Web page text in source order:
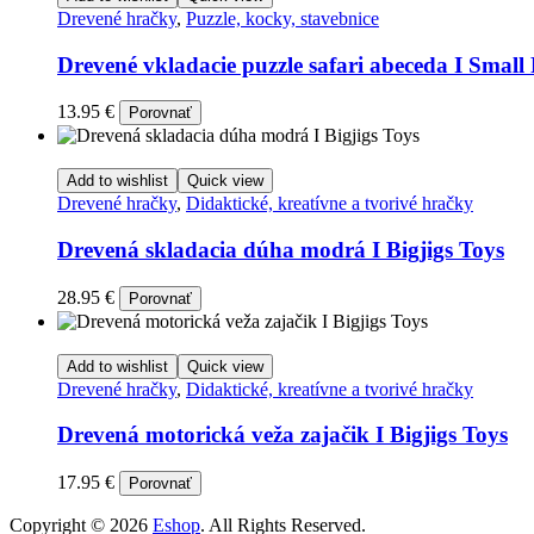
Drevené hračky, Puzzle, kocky, stavebnice
Drevené vkladacie puzzle safari abeceda I Small
13.95 € Porovnať
Add to wishlist Quick view
Drevené hračky, Didaktické, kreatívne a tvorivé hračky
Drevená skladacia dúha modrá I Bigjigs Toys
28.95 € Porovnať
Add to wishlist Quick view
Drevené hračky, Didaktické, kreatívne a tvorivé hračky
Drevená motorická veža zajačik I Bigjigs Toys
17.95 € Porovnať
Copyright © 2026 Eshop. All Rights Reserved.